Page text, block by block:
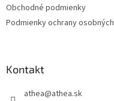
Obchodné podmienky
Podmienky ochrany
Kontakt
athea@athea.sk